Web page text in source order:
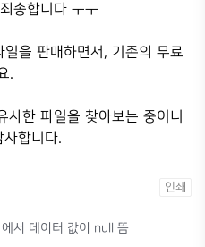
송합니다 ㅜㅜ
을 판매하면서, 기존의 무료
.
사한 파일을 찾아보는 중이니
합니다.
인쇄
서 데이터 값이 null 뜸